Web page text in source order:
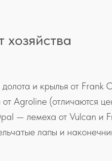
и крылья от Frank
Agroline (отличаются
— лемеха от Vulcan и
лапы и